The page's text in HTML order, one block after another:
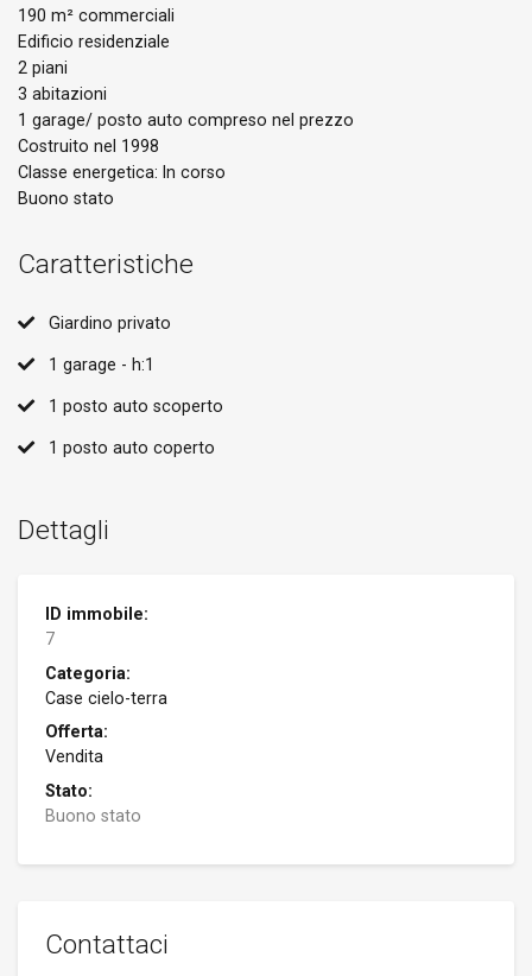
Dettagli
ID immobile:
7
Categoria:
Case cielo-terra
Offerta:
Vendita
Stato:
Buono stato
Contattaci
190 m² commerciali
Edificio residenziale
2 piani
3 abitazioni
1 garage/ posto auto compreso nel prezzo
Costruito nel 1998
Classe energetica: In corso
Buono stato
Caratteristiche
Giardino privato
1 garage - h:1
1 posto auto scoperto
1 posto auto coperto